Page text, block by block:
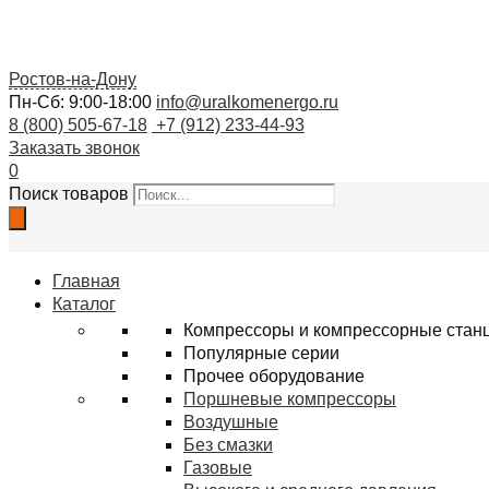
Ростов-на-Дону
Пн-Сб: 9:00-18:00 info@uralkomenergo.ru
8 (800) 505-67-18 +7 (912) 233-44-93
Заказать звонок
0
Поиск товаров
Главная
Каталог
Компрессоры и компрессорные
Популярные серии
Прочее оборудование
Поршневые компрессоры
Воздушные
Без смазки
Газовые